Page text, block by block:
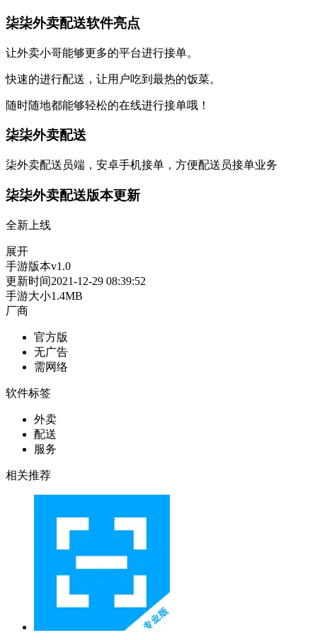
柒柒外卖配送软件亮点
让外卖小哥能够更多的平台进行接单。
快速的进行配送，让用户吃到最热的饭菜。
随时随地都能够轻松的在线进行接单哦！
柒柒外卖配送
柒外卖配送员端，安卓手机接单，方便配送员接单业务
柒柒外卖配送版本更新
全新上线
展开
手游版本v1.0
更新时间2021-12-29 08:39:52
手游大小1.4MB
厂商
官方版
无广告
需网络
软件标签
外卖
配送
服务
相关推荐